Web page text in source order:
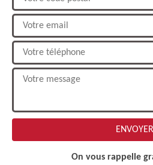
On vous rappelle